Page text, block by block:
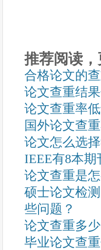
推荐阅读，
合格论文的
论文查重结
论文查重率
国外论文查
论文怎么选
IEEE有8本
论文查重是
硕士论文检
些问题？
论文查重多
毕业论文查